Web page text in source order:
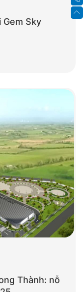
Sky
Thành: nỗ